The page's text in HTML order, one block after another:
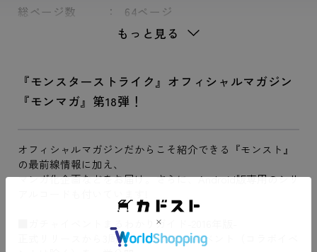
総ページ数 64ページ
もっと見る
『モンスターストライク』オフィシャルマガジン
『モンマガ』第18弾！
オフィシャルマガジンだからこそ紹介できる『モンスト』
の最前線情報に加え、
マンガ化企画などをお届け。さらに、Android版専用のシリ
■ガチャイベントまるわかりガイド-2016年版-
正式リリースから3周年までのガチャイベント（コラボイベ